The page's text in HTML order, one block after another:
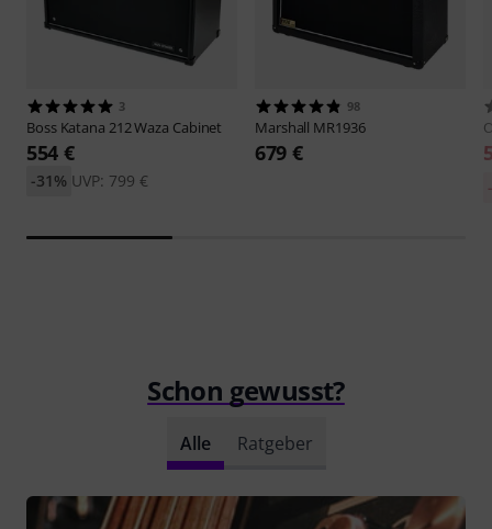
3
Boss Katana 212 Waza Cabinet
554 €
UVP: 799 €
-31%
98
Marshall MR1936
679 €
Schon gewusst?
Alle Ratgeber